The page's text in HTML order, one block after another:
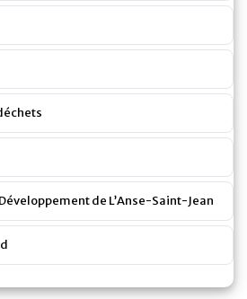
de L’Anse-Saint-Jean